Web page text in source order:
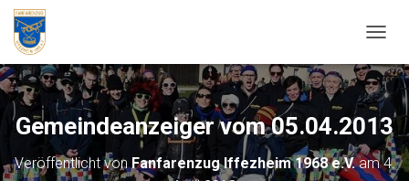
Gemeindeanzeiger vom 05.04.2013
Veröffentlicht vonFanfarenzug Iffezheim 1968 e.V.am4.